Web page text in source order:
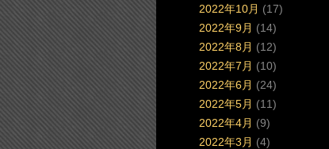
2022年10月 (17)
2022年9月 (14)
2022年8月 (12)
2022年7月 (10)
2022年6月 (24)
2022年5月 (11)
2022年4月 (9)
2022年3月 (4)